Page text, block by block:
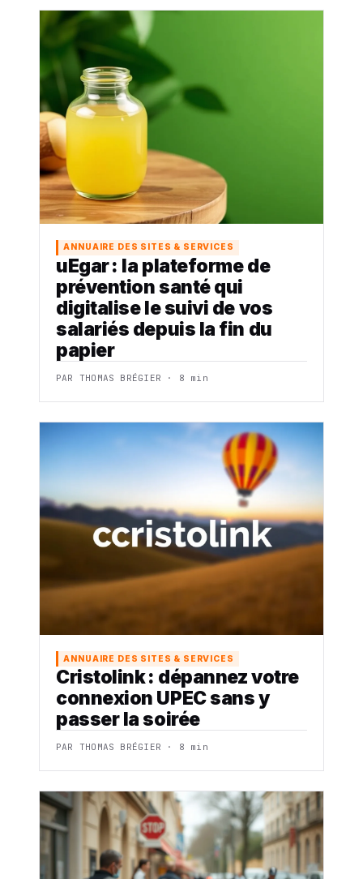
ANNUAIRE DES SITES & SERVICES
uEgar : la plateforme de
prévention santé qui
digitalise le suivi de vos
salariés depuis la fin du
papier
PAR THOMAS BRÉGIER · 8 min
ANNUAIRE DES SITES & SERVICES
Cristolink : dépannez votre
connexion UPEC sans y
passer la soirée
PAR THOMAS BRÉGIER · 8 min